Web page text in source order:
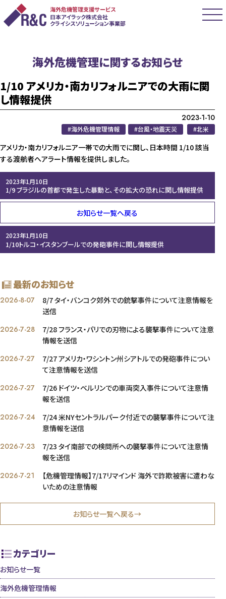
海外危機管理支援サービス
日本アイラック株式会社
クライシスソリューション事業部
海外危機管理に関するお知らせ
カテゴリー
お知らせ一覧
海外危機管理情報
1/10 アメリカ・南カリフォルニアでの大雨に関
し情報提供
2023-1-10
海外危機管理情報 台風・地震天災 北米
アメリカ・南カリフォルニア一帯での大雨でに関し、日本時間 1/10 該当
する渡航者へアラート情報を提供しました。
2023年1月10日
1/9 ブラジルの首都で発生した暴動と、その拡大の恐れに関し情報提供
お知らせ一覧へ戻る
2023年1月10日
1/10トルコ・イスタンブールでの発砲事件に関し情報提供
最新のお知らせ
2026-8-07
8/7 タイ・バンコク郊外での銃撃事件について注意情報を
送信
2026-7-28
7/28 フランス・パリでの刃物による襲撃事件について注意
情報を送信
2026-7-27
7/27 アメリカ・ワシントン州シアトルでの発砲事件につい
て注意情報を送信
2026-7-27
7/26 ドイツ・ベルリンでの車両突入事件について注意情
報を送信
2026-7-24
7/24 米NYセントラルパーク付近での襲撃事件について注
意情報を送信
2026-7-23
7/23 タイ南部での検問所への襲撃事件について注意情
報を送信
2026-7-21
【危機管理情報】7/17リマインド 海外で詐欺被害に遭わな
いための注意情報
お知らせ一覧へ戻る→